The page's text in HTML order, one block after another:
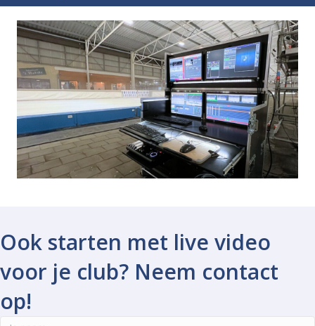
Ook starten met live video
voor je club? Neem contact
op!